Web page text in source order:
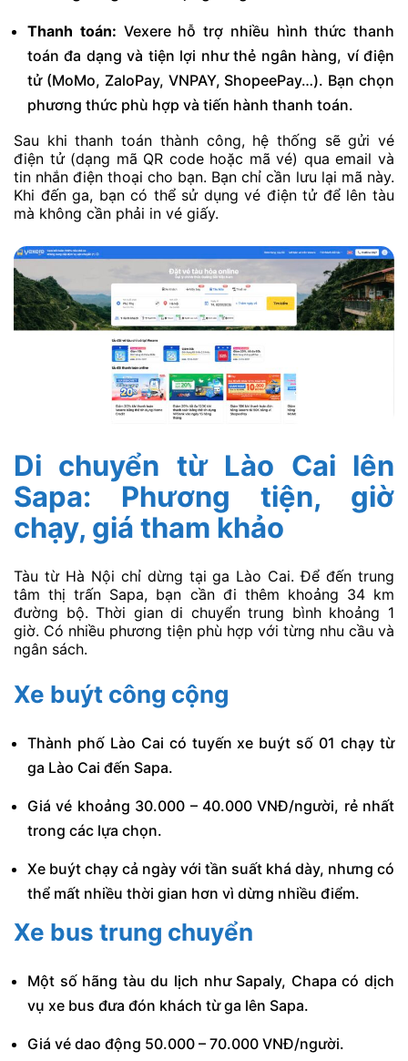
Thanh toán: Vexere hỗ trợ nhiều hình thức thanh
toán đa dạng và tiện lợi như thẻ ngân hàng, ví điện
tử (MoMo, ZaloPay, VNPAY, ShopeePay…). Bạn chọn
phương thức phù hợp và tiến hành thanh toán.
Sau khi thanh toán thành công, hệ thống sẽ gửi vé
điện tử (dạng mã QR code hoặc mã vé) qua email và
tin nhắn điện thoại cho bạn. Bạn chỉ cần lưu lại mã này.
Khi đến ga, bạn có thể sử dụng vé điện tử để lên tàu
mà không cần phải in vé giấy.
Di chuyển từ Lào Cai lên
Sapa: Phương tiện, giờ
chạy, giá tham khảo
Tàu từ Hà Nội chỉ dừng tại ga Lào Cai. Để đến trung
tâm thị trấn Sapa, bạn cần đi thêm khoảng 34 km
đường bộ. Thời gian di chuyển trung bình khoảng 1
giờ. Có nhiều phương tiện phù hợp với từng nhu cầu và
ngân sách.
Xe buýt công cộng
Thành phố Lào Cai có tuyến xe buýt số 01 chạy từ
ga Lào Cai đến Sapa.
Giá vé khoảng 30.000 – 40.000 VNĐ/người, rẻ nhất
trong các lựa chọn.
Xe buýt chạy cả ngày với tần suất khá dày, nhưng có
thể mất nhiều thời gian hơn vì dừng nhiều điểm.
Xe bus trung chuyển
Một số hãng tàu du lịch như Sapaly, Chapa có dịch
vụ xe bus đưa đón khách từ ga lên Sapa.
Giá vé dao động 50.000 – 70.000 VNĐ/người.